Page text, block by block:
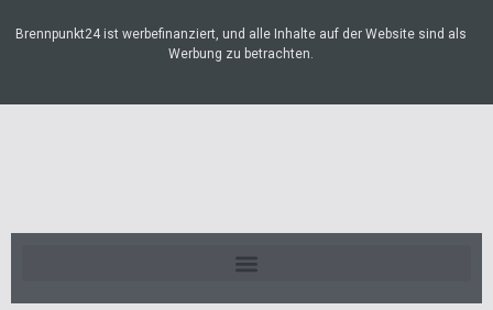
Brennpunkt24 ist werbefinanziert, und alle Inhalte auf der Website sind als
Werbung zu betrachten.